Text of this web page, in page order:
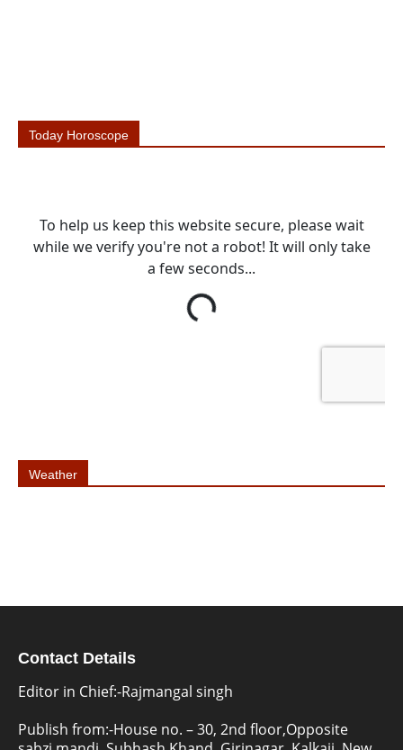
Today Horoscope
Weather
Contact Details
Editor in Chief:-Rajmangal singh
Publish from:-House no. – 30, 2nd floor,Opposite